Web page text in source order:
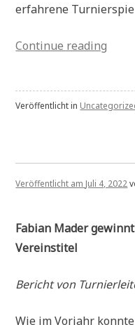
erfahrene
Continue reading
Veröffentlicht in
Veröffentlicht am Juli 4, 2022
Fabian Mader
Vereinstitel
Bericht von
Wie im Vorjahr